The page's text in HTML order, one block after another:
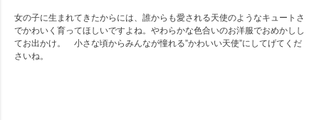
女の子に生まれてきたからには、誰からも愛される天使のようなキュートさ
でかわいく育ってほしいですよね。やわらかな色合いのお洋服でおめかしし
てお出かけ。 小さな頃からみんなが憧れる”かわいい天使”にしてげてくだ
さいね。